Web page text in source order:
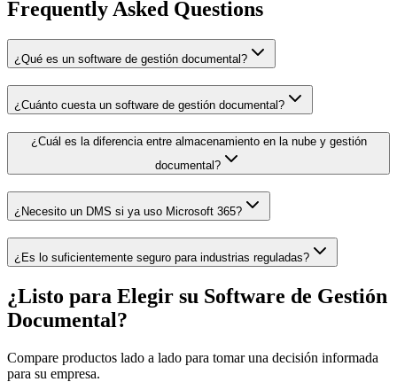
Frequently Asked Questions
¿Qué es un software de gestión documental?
¿Cuánto cuesta un software de gestión documental?
¿Cuál es la diferencia entre almacenamiento en la nube y gestión
documental?
¿Necesito un DMS si ya uso Microsoft 365?
¿Es lo suficientemente seguro para industrias reguladas?
¿Listo para Elegir su Software de Gestión
Documental?
Compare productos lado a lado para tomar una decisión informada
para su empresa.